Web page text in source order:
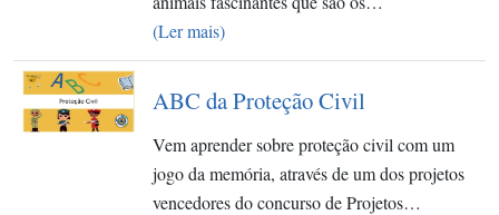
(Ler mais)
ABC da Proteção Civil
Vem aprender sobre proteção civil com um
jogo da memória, através de um dos projetos
vencedores do concurso de Projetos…